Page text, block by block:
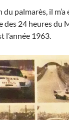
palmarès, il m’a
des 24 heures du
l’année 1963.